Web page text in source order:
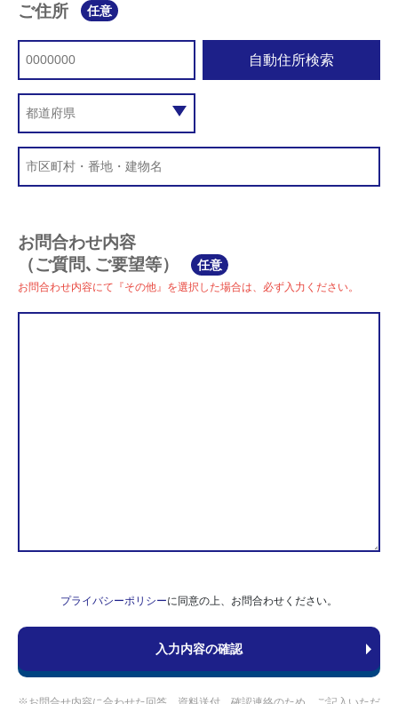
ご住所 任意
自動住所検索
お問合わせ内容
（ご質問､ご要望等）
任意
お問合わせ内容にて『その他』を選択した場合は、必ず入力ください。
プライバシーポリシーに同意の上、お問合わせください。